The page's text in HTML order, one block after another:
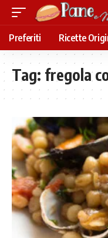
Preferiti Ricette
Tag: fregola